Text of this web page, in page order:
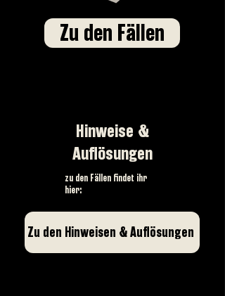
Zu den Fällen
Hinweise &
Auflösungen
zu den Fällen findet ihr
hier:
Zu den Hinweisen & Auflösungen